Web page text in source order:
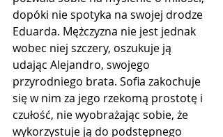
dopóki nie spotyka na swojej drodze
Eduarda. Mężczyzna nie jest jednak
wobec niej szczery, oszukuje ją
udając Alejandro, swojego
przyrodniego brata. Sofia zakochuje
się w nim za jego rzekomą prostotę i
czułość, nie wyobrażając sobie, że
wykorzystuje ją do podstępnego